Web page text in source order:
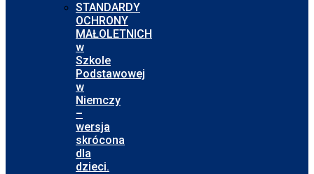
STANDARDY
OCHRONY
MAŁOLETNICH
w
Szkole
Podstawowej
w
Niemczy
–
wersja
skrócona
dla
dzieci.